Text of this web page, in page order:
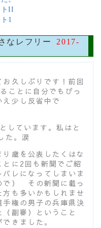
トII
1
なレフリー
2017-
久しぶりです！前回
ことに自分でもびっ
少し反省中で
しています。私はと
た。涙
歳を公表したくはな
に2回も新聞でご紹
レになってしまいま
で） その新聞に載っ
も多いかもしれませ
権の男子の兵庫県決
副審）ということ
きました。